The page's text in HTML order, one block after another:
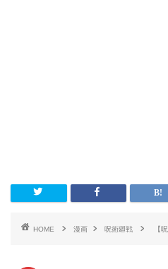
HOME 漫画 呪術廻戦 【